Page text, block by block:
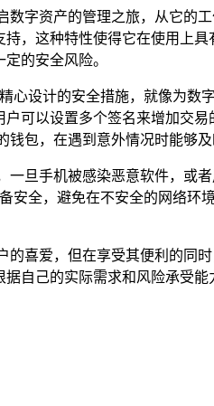
字资产的管理之旅，从它的
，这种特性使得它在使用上
的安全风险。
设计的安全措施，就像为
可以设置多个签名来增加交
包，在遇到意外情况时能够
旦手机被感染恶意软件，或
全，避免在不安全的网络环
喜爱，但在享受其便利的同
自己的实际需求和风险承受